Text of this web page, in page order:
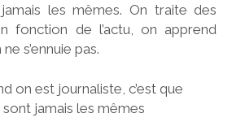
les mêmes. On traite des
fonction de l’actu, on apprend
s’ennuie pas.
on est journaliste, c’est que
jamais les mêmes